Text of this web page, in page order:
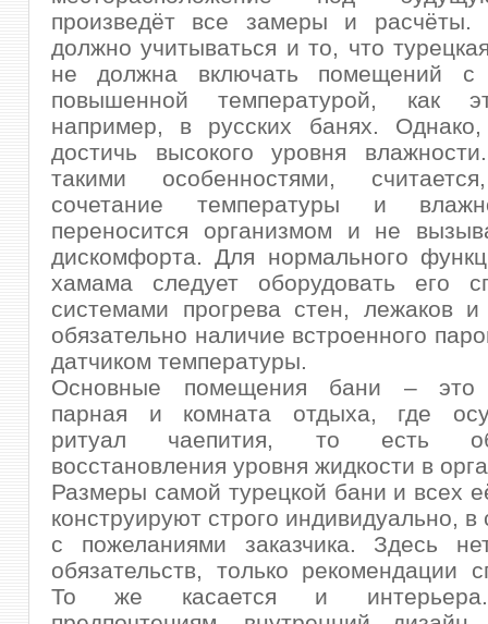
произведёт все замеры и расчёты.
должно учитываться и то, что
не должна включать помещений с
повышенной температурой, как
например, в русских банях.
достичь высокого уровня
такими особенностями,
сочетание температуры и
переносится организмом и не
дискомфорта. Для нормального
хамама следует оборудовать его
системами прогрева стен, лежаков
обязательно наличие встроенного
датчиком температуры.
Основные помещения бани – это
парная и комната отдыха, где
ритуал чаепития, то есть
восстановления уровня жидкости в
Размеры самой турецкой бани и всех
конструируют строго индивидуально, в
с пожеланиями заказчика. Здесь
обязательств, только рекомендации
То же касается и интерьера.